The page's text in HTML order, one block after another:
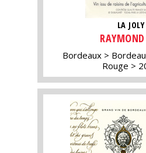
LA JOLY
Bordeaux
Rouge